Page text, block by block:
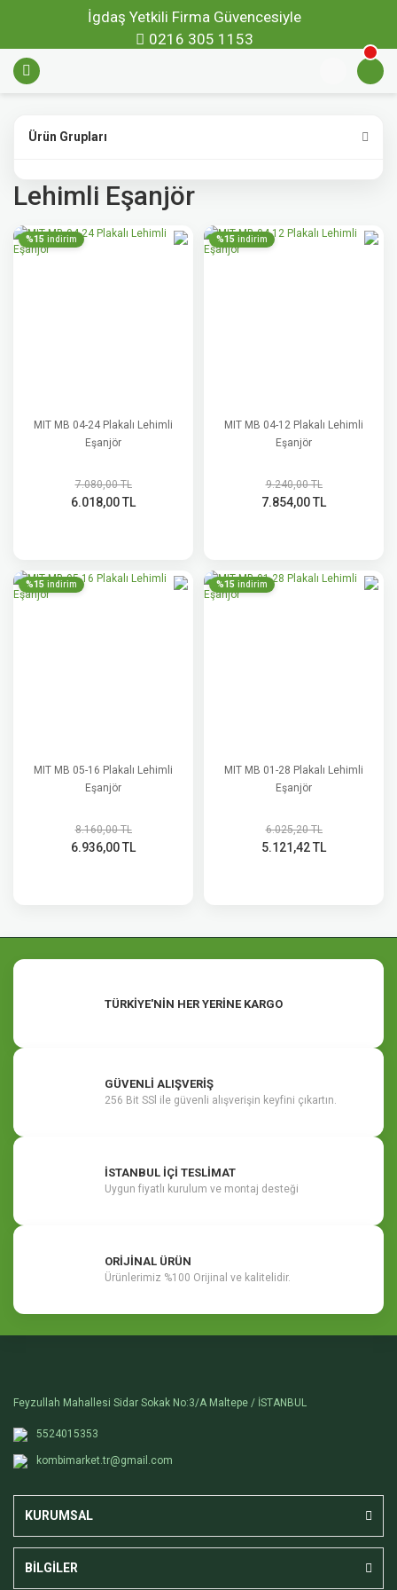
İgdaş Yetkili Firma Güvencesiyle
0216 305 1153
Ürün Grupları
Lehimli Eşanjör
%15 indirim
MIT MB 04-24 Plakalı Lehimli
Eşanjör
7.080,00 TL
6.018,00 TL
%15 indirim
MIT MB 04-12 Plakalı Lehimli
Eşanjör
9.240,00 TL
7.854,00 TL
%15 indirim
MIT MB 05-16 Plakalı Lehimli
Eşanjör
8.160,00 TL
6.936,00 TL
%15 indirim
MIT MB 01-28 Plakalı Lehimli
Eşanjör
6.025,20 TL
5.121,42 TL
TÜRKİYE'NİN HER YERİNE KARGO
GÜVENLİ ALIŞVERİŞ
256 Bit SSl ile güvenli alışverişin keyfini çıkartın.
İSTANBUL İÇİ TESLİMAT
Uygun fiyatlı kurulum ve montaj desteği
ORİJİNAL ÜRÜN
Ürünlerimiz %100 Orijinal ve kalitelidir.
Feyzullah Mahallesi Sidar Sokak No:3/A Maltepe / İSTANBUL
5524015353
kombimarket.tr@gmail.com
KURUMSAL
BİLGİLER